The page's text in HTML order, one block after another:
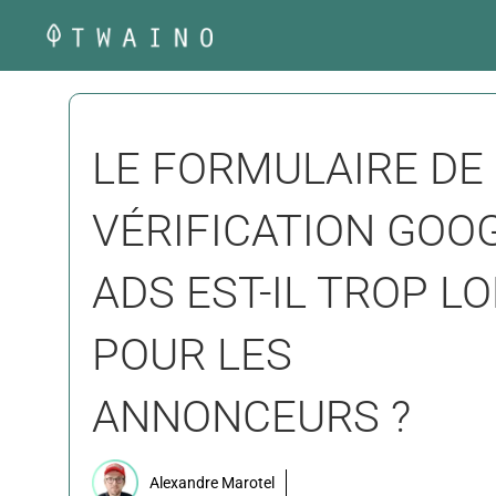
LE FORMULAIRE DE
VÉRIFICATION
ADS EST-IL TROP
POUR LES
ANNONCEURS ?
Alexandre Marotel